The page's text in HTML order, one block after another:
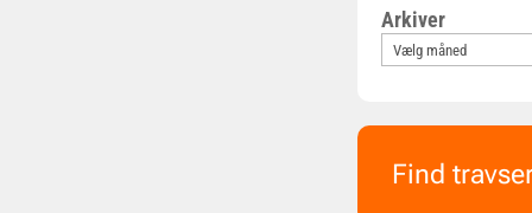
Arkiver
Find